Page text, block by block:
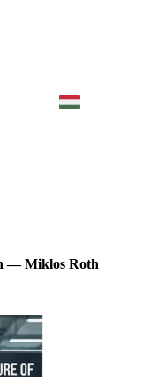
— Miklos Roth